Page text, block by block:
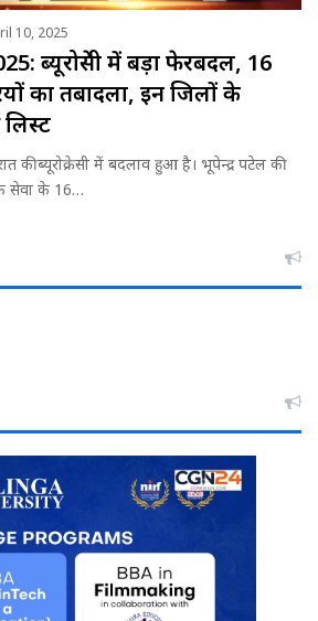
10, 2025
ब्यूरोक्रेसी में बड़ा फेरबदल, 16
का तबादला, इन जिलों के
की ब्यूरोक्रेसी में बदलाव हुआ है। भूपेन्द्र पटेल की
सेवा के 16…